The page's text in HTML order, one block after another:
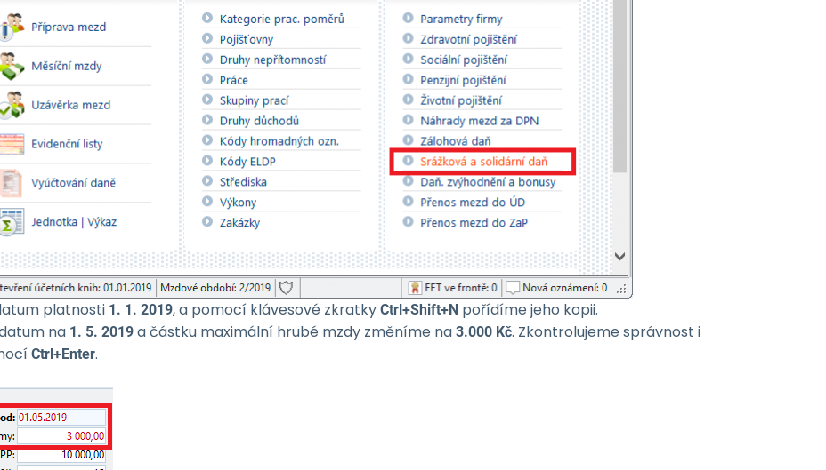
platnosti 1. 1. 2019, a pomocí klávesové zkratky Ctrl+Shift+N pořídíme jeho kopii.
na 1. 5. 2019 a částku maximální hrubé mzdy změníme na 3.000 Kč. Zkontrolujeme správnost i
Ctrl+Enter.